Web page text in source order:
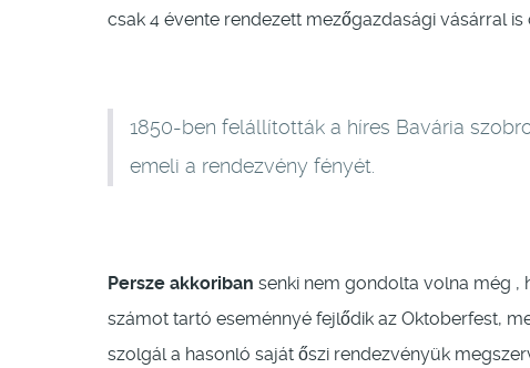
csak 4 évente rendezett mezőgazdasági vásárral is
1850-ben felállították a híres Bavária
emeli a rendezvény fényét.
Persze akkoriban senki nem gondolta volna még ,
számot tartó eseménnyé fejlődik az Oktoberfest,
szolgál a hasonló saját őszi rendezvényük